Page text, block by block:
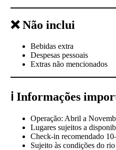
❌ Não inclui
Bebidas extra
Despesas pessoais
Extras não mencionados
ℹ️ Informações
Operação: Abril a
Lugares sujeitos a
Check-in recomendado
Sujeito às condições do rio